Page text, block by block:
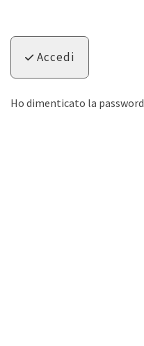
Accedi
Ho dimenticato la password